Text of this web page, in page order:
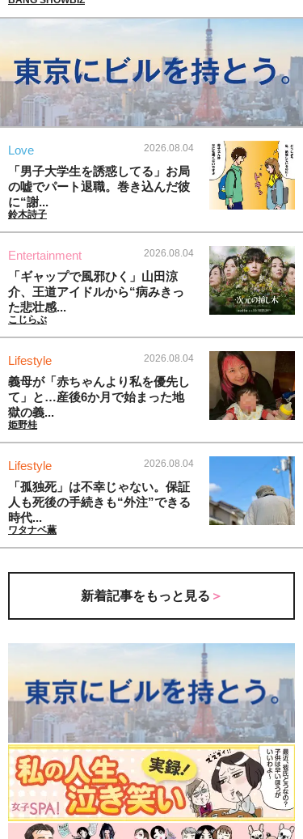
Love 2026.08.04
「男子大学生を誘惑してる」お局
の嘘でパート退職。巻き込んだ彼
に“謝...
鈴木詩子
Entertainment 2026.08.04
「ギャップで風邪ひく」山田涼
介、王道アイドルから“病みきっ
た悲壮感...
こじらぶ
Lifestyle 2026.08.04
義母が「赤ちゃんより私を優先し
て」と…産後6か月で始まった地
獄の義...
姫野桂
Lifestyle 2026.08.04
「孤独死」は不幸じゃない。保証
人も死後の手続きも“外注”できる
時代...
ワタナベ薫
新着記事をもっと見る